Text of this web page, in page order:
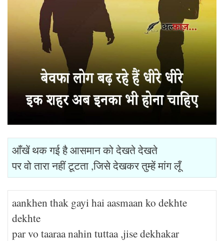
आँखें थक गई है आसमान को देखते देखते
पर वो तारा नहीं टूटता ,जिसे देखकर तुम्हें मांग लूँ
aankhen thak gayi hai aasmaan ko dekhte
dekhte
par vo taaraa nahin tuttaa ,jise dekhakar